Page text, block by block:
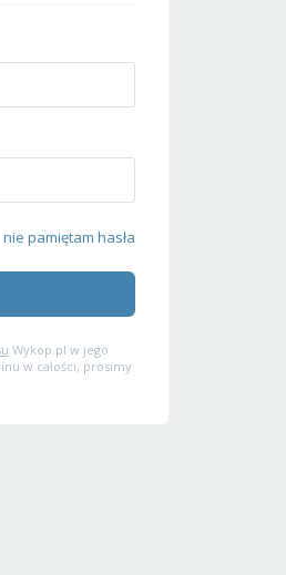
nie pamiętam hasła
Wykop.pl w jego
w całości, prosimy